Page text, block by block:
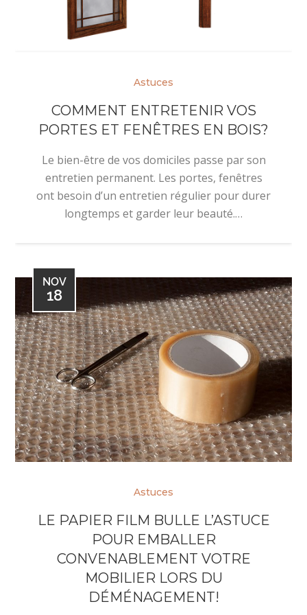
Astuces
COMMENT ENTRETENIR VOS
PORTES ET FENÊTRES EN BOIS?
Le bien-être de vos domiciles passe par son
entretien permanent. Les portes, fenêtres
ont besoin d’un entretien régulier pour durer
longtemps et garder leur beauté.…
NOV
18
Astuces
LE PAPIER FILM BULLE L’ASTUCE
POUR EMBALLER
CONVENABLEMENT VOTRE
MOBILIER LORS DU
DÉMÉNAGEMENT!